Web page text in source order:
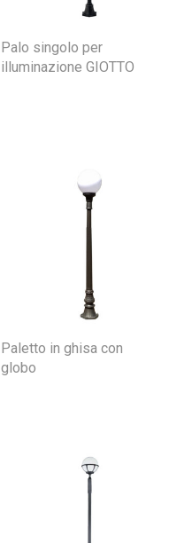
Palo singolo per
illuminazione GIOTTO
Paletto in ghisa con
globo